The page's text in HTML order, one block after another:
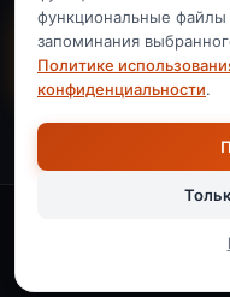
Купить Single, $49
QR
функциональные
запоминания
Политике
конфиденциальности.
Необходимые
Технические файлы
Функциональные